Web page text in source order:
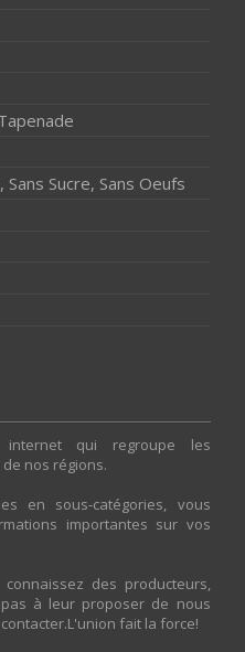
Sucre, Sans Oeufs
qui regroupe les
nos régions.
en sous-catégories, vous
importantes sur vos
des producteurs,
à leur proposer de nous
fait la force!